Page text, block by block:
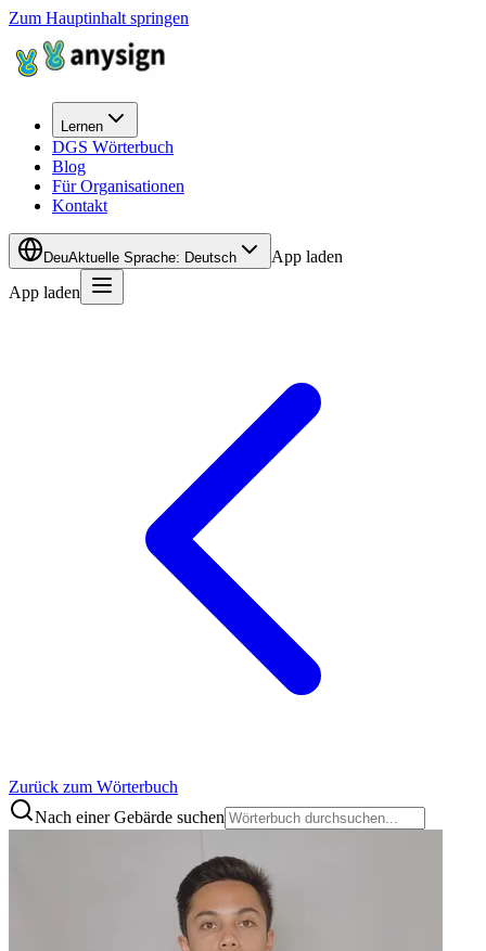
Zum Hauptinhalt springen
Lernen
DGS Wörterbuch
Blog
Für Organisationen
Kontakt
DeuAktuelle Sprache: Deutsch
App laden
App laden
Zurück zum Wörterbuch
Nach einer Gebärde suchen